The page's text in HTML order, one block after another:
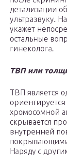
детализации
ультразвуку.
укажет
остальные
гинеколога.
ТВП или
ТВП является
хромосомной
скрывается
внутренней
Наряду с